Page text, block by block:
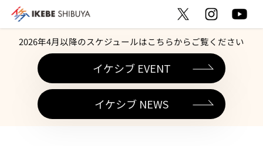
2026年4月以降のスケジュールはこちらからご覧ください
イケシブ EVENT
イケシブ NEWS